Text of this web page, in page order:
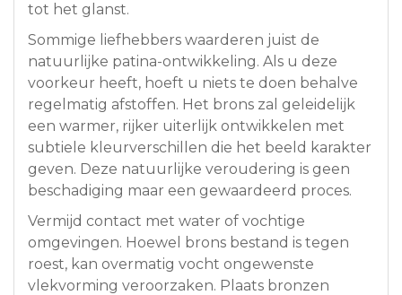
tot het glanst.
Sommige liefhebbers waarderen juist de
natuurlijke patina-ontwikkeling. Als u deze
voorkeur heeft, hoeft u niets te doen behalve
regelmatig afstoffen. Het brons zal geleidelijk
een warmer, rijker uiterlijk ontwikkelen met
subtiele kleurverschillen die het beeld karakter
geven. Deze natuurlijke veroudering is geen
beschadiging maar een gewaardeerd proces.
Vermijd contact met water of vochtige
omgevingen. Hoewel brons bestand is tegen
roest, kan overmatig vocht ongewenste
vlekvorming veroorzaken. Plaats bronzen